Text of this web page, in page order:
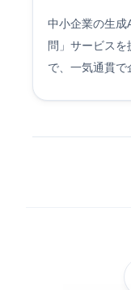
中小企業の生成
問」サービスを
で、一気通貫で